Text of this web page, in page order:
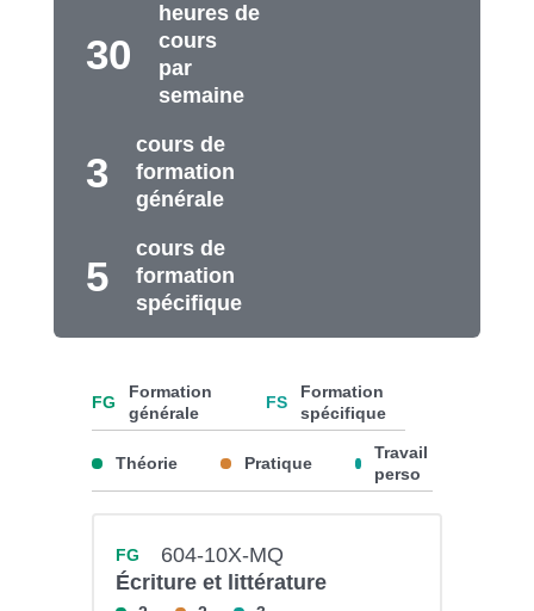
30
heures de
cours
par
semaine
3
cours de
formation
générale
5
cours de
formation
spécifique
FG
Formation
générale
FS
Formation
spécifique
Théorie Pratique
Travail
perso
FG
604-10X-MQ
Écriture et littérature